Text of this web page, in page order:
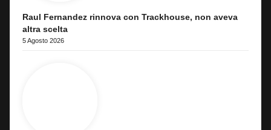
Raul Fernandez rinnova con Trackhouse, non aveva
altra scelta
5 Agosto 2026